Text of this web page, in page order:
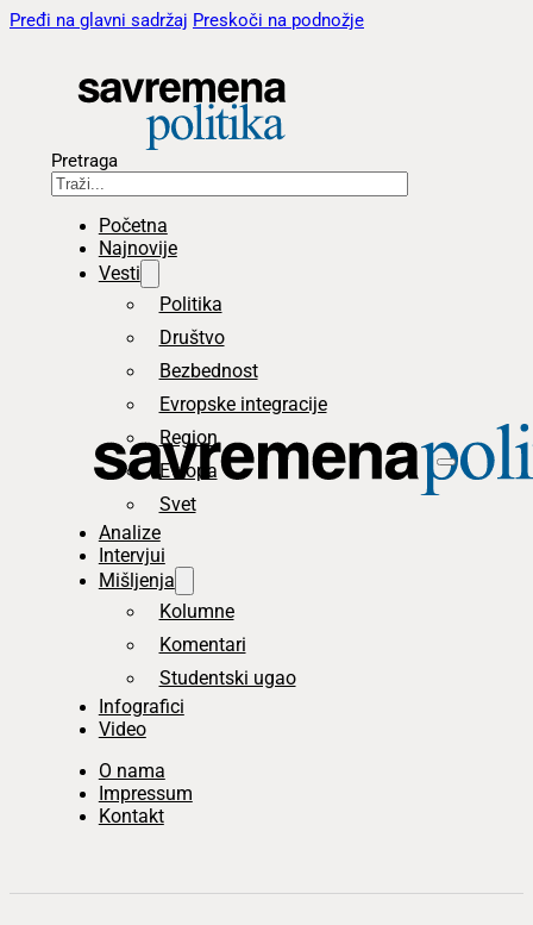
Pređi na glavni sadržaj Preskoči na podnožje
Pretraga
Početna
Najnovije
Vesti
Politika
Društvo
Bezbednost
Evropske integracije
Region
Evropa
Svet
Analize
Intervjui
Mišljenja
Kolumne
Komentari
Studentski ugao
Infografici
Video
O nama
Impressum
Kontakt